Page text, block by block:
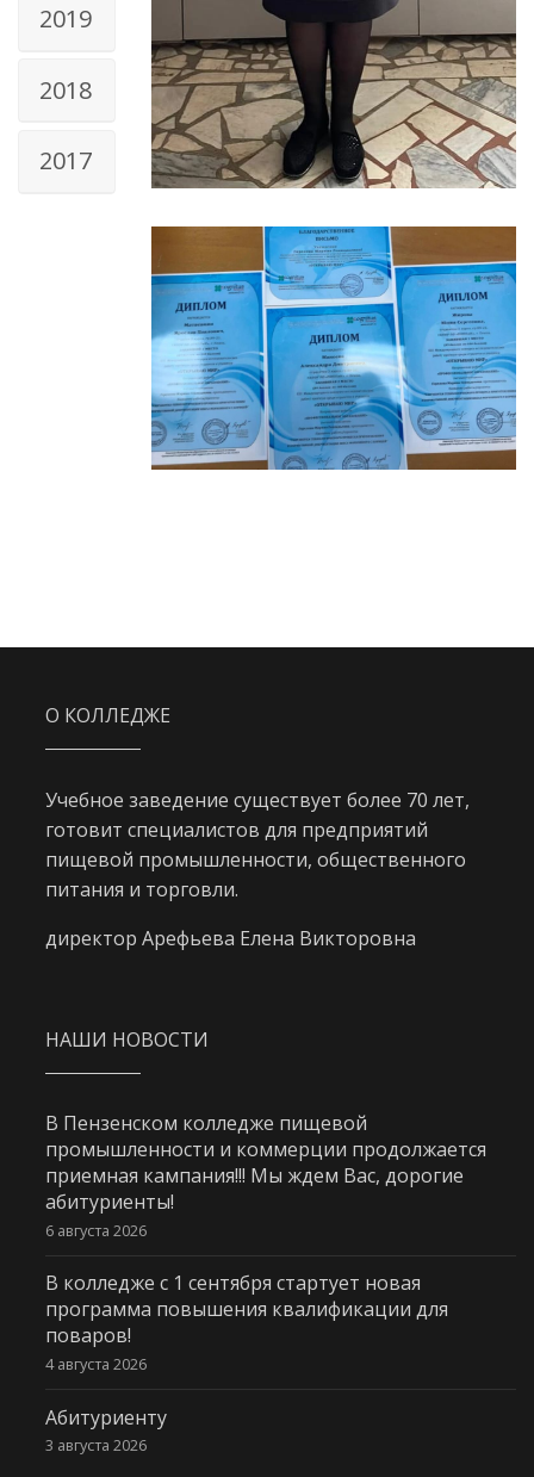
2019
2018
2017
О КОЛЛЕДЖЕ
Учебное заведение существует более 70 лет,
готовит специалистов для предприятий
пищевой промышленности, общественного
питания и торговли.
директор Арефьева Елена Викторовна
НАШИ НОВОСТИ
В Пензенском колледже пищевой
промышленности и коммерции продолжается
приемная кампания!!! Мы ждем Вас, дорогие
абитуриенты!
6 августа 2026
В колледже с 1 сентября стартует новая
программа повышения квалификации для
поваров!
4 августа 2026
Абитуриенту
3 августа 2026